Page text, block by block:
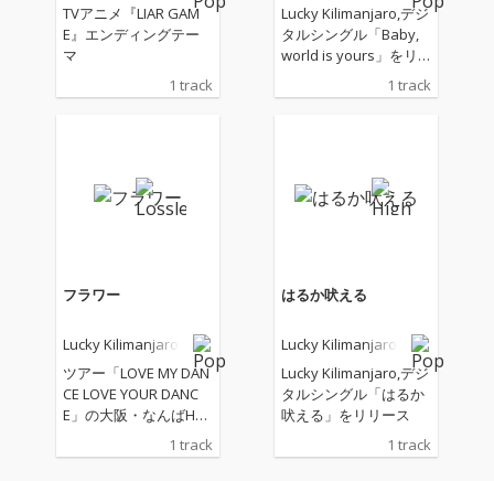
TVアニメ『LIAR GAM
E』エンディングテー
マ
1 track
Lucky Kilimanjaro,デジ
タルシングル「Baby,
world is yours」をリ
1 track
フラワー
Lucky Kilimanjaro
ツアー「LOVE MY DAN
CE LOVE YOUR DANC
E」の大阪・なんばHat
ch公演(10/25)と岡山・
CRAZY MAMA KINGDO
1 track
はるか吠える
Lucky Kilimanjaro
Lucky Kilimanjaro,デジ
タルシングル「はるか
吠える」をリリース
1 track